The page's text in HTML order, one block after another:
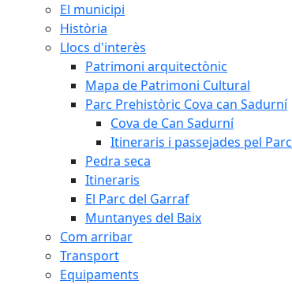
El municipi
Història
Llocs d'interès
Patrimoni arquitectònic
Mapa de Patrimoni Cultural
Parc Prehistòric Cova can Sadurní
Cova de Can Sadurní
Itineraris i passejades pel Parc
Pedra seca
Itineraris
El Parc del Garraf
Muntanyes del Baix
Com arribar
Transport
Equipaments